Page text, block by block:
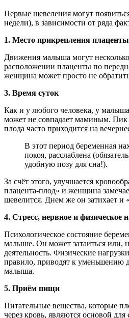
Первые шевеления могут
недели), в зависимости от ряда
1. Место прикрепления плаценты
Движения малыша могут
расположении плаценты по
женщина может просто не
3. Время суток
Как и у любого человека, у
может не совпадает маминым. Пик
плода часто приходится на
В этот период беременная
покоя, расслаблена
удобную позу для сна!).
За счёт этого, улучшается
плацента-плод» и женщина
шевелится. Днем же он затихает и
4. Стресс, нервное и физическое
Психологическое состояние
малыше. Он может затаиться или,
деятельность. Физические
правило, приводят к уменьшению
малыша.
5. Приём пищи
Питательные вещества, которые
через кровь, являются основой для